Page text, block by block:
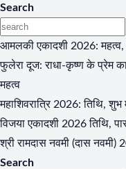
Search
आमलकी एकादशी 2026: महत्व,
फुलेरा दूज: राधा-कृष्ण के प्रेम
महत्व
महाशिवरात्रि 2026: तिथि,
विजया एकादशी 2026 तिथि,
श्री रामदास नवमी (दास नवमी)
Search